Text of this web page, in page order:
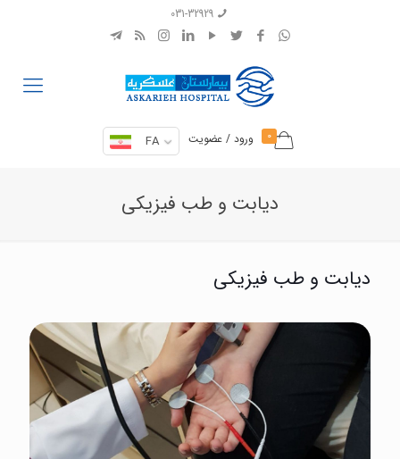
031-32929
0 ورود / عضویت FA
دیابت و طب فیزیکی
دیابت و طب فیزیکی